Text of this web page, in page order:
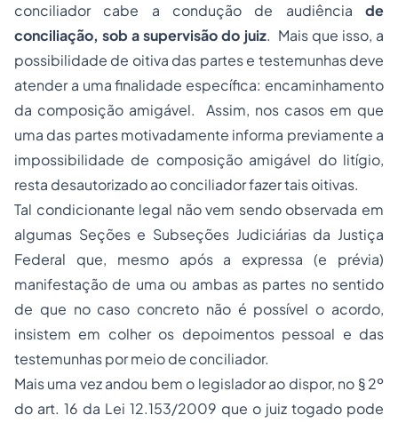
conciliador cabe a condução de audiência de
conciliação, sob a supervisão do juiz. Mais que isso, a
possibilidade de oitiva das partes e testemunhas deve
atender a uma finalidade específica: encaminhamento
da composição amigável. Assim, nos casos em que
uma das partes motivadamente informa previamente a
impossibilidade de composição amigável do litígio,
resta desautorizado ao conciliador fazer tais oitivas.
Tal condicionante legal não vem sendo observada em
algumas Seções e Subseções Judiciárias da Justiça
Federal que, mesmo após a expressa (e prévia)
manifestação de uma ou ambas as partes no sentido
de que no caso concreto não é possível o acordo,
insistem em colher os depoimentos pessoal e das
testemunhas por meio de conciliador.
Mais uma vez andou bem o legislador ao dispor, no § 2º
do art. 16 da Lei 12.153/2009 que o juiz togado pode